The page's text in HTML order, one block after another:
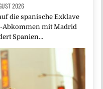
2026
die spanische Exklave
Abkommen mit Madrid
Spanien…